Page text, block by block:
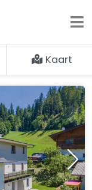
Kaart